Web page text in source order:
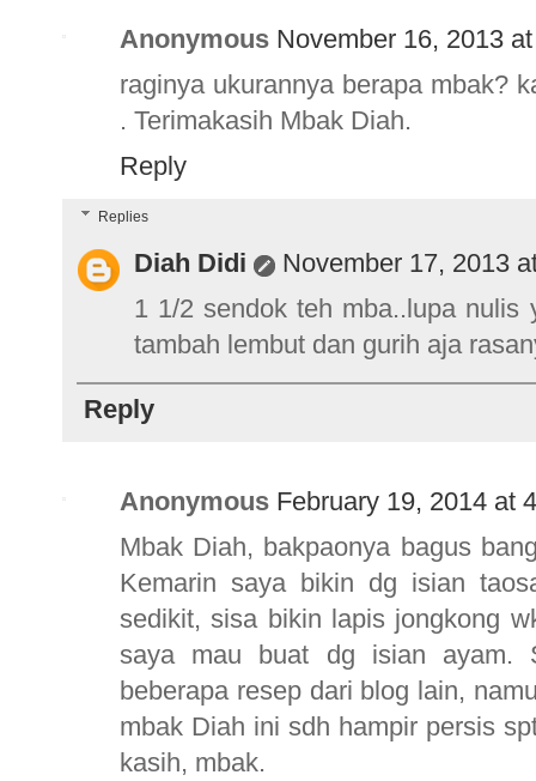
Anonymous November 16, 2013
raginya ukurannya berapa mbak?
. Terimakasih Mbak Diah.
Reply
Replies
Diah Didi
November 17, 2013
1 1/2 sendok teh mba..lupa nulis
tambah lembut dan gurih aja
Reply
Anonymous February 19, 2014 at
Mbak Diah, bakpaonya bagus
Kemarin saya bikin dg isian
sedikit, sisa bikin lapis jongkong
saya mau buat dg isian ayam.
beberapa resep dari blog lain,
mbak Diah ini sdh hampir persis
kasih, mbak.